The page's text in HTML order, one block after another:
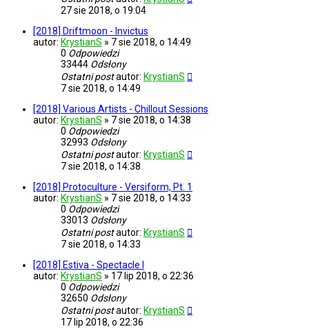
27 sie 2018, o 19:04
[2018] Driftmoon - Invictus
autor: KrystianS » 7 sie 2018, o 14:49
0 Odpowiedzi
33444 Odsłony
Ostatni postautor: KrystianS
7 sie 2018, o 14:49
[2018] Various Artists - Chillout Sessions
autor: KrystianS » 7 sie 2018, o 14:38
0 Odpowiedzi
32993 Odsłony
Ostatni postautor: KrystianS
7 sie 2018, o 14:38
[2018] Protoculture - Versiform, Pt. 1
autor: KrystianS » 7 sie 2018, o 14:33
0 Odpowiedzi
33013 Odsłony
Ostatni postautor: KrystianS
7 sie 2018, o 14:33
[2018] Estiva - Spectacle I
autor: KrystianS » 17 lip 2018, o 22:36
0 Odpowiedzi
32650 Odsłony
Ostatni postautor: KrystianS
17 lip 2018, o 22:36